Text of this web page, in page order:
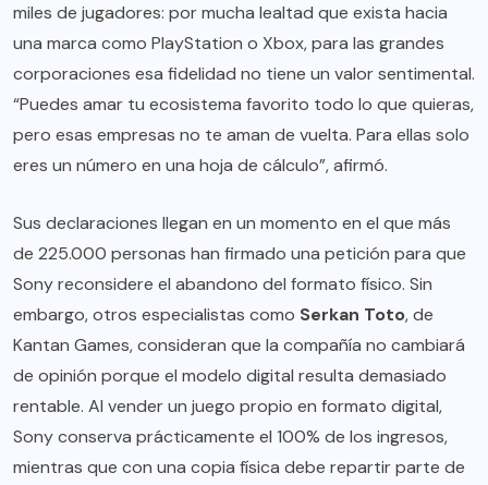
miles de jugadores: por mucha lealtad que exista hacia
una marca como PlayStation o Xbox, para las grandes
corporaciones esa fidelidad no tiene un valor sentimental.
“Puedes amar tu ecosistema favorito todo lo que quieras,
pero esas empresas no te aman de vuelta. Para ellas solo
eres un número en una hoja de cálculo”, afirmó.
Sus declaraciones llegan en un momento en el que más
de 225.000 personas han firmado una petición para que
Sony reconsidere el abandono del formato físico. Sin
embargo, otros especialistas como Serkan Toto, de
Kantan Games, consideran que la compañía no cambiará
de opinión porque el modelo digital resulta demasiado
rentable. Al vender un juego propio en formato digital,
Sony conserva prácticamente el 100% de los ingresos,
mientras que con una copia física debe repartir parte de